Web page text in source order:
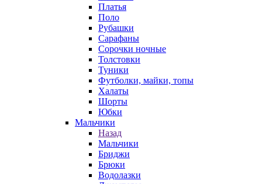
Платья
Поло
Рубашки
Сарафаны
Сорочки ночные
Толстовки
Туники
Футболки, майки, топы
Халаты
Шорты
Юбки
Мальчики
Назад
Мальчики
Бриджи
Брюки
Водолазки